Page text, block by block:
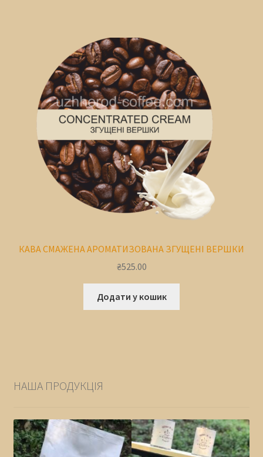
КАВА СМАЖЕНА АРОМАТИЗОВАНА ЗГУЩЕНІ ВЕРШКИ
₴525.00
Додати у кошик
НАША ПРОДУКЦІЯ